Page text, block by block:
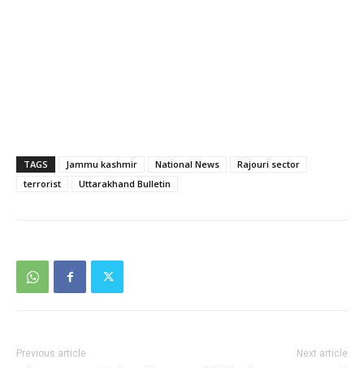
TAGS Jammu kashmir National News
Rajouri sector
terrorist
Uttarakhand Bulletin
Previous article Next article